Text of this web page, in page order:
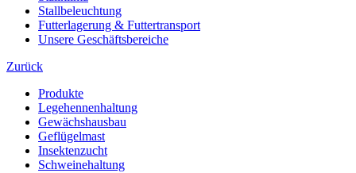
Stallbeleuchtung
Futterlagerung & Futtertransport
Unsere Geschäftsbereiche
Zurück
Produkte
Legehennenhaltung
Gewächshausbau
Geflügelmast
Insektenzucht
Schweinehaltung